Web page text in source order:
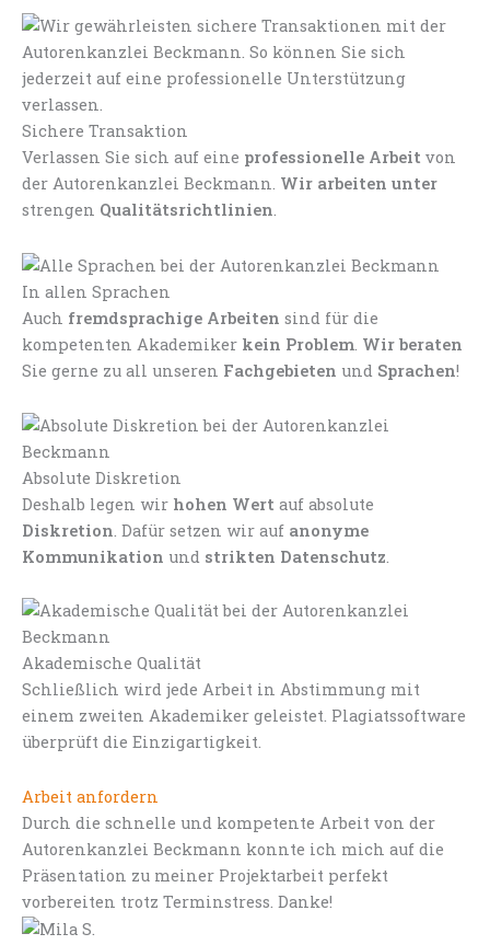
Sichere Transaktion
Verlassen Sie sich auf eine professionelle Arbeit von
der Autorenkanzlei Beckmann. Wir arbeiten unter
strengen Qualitätsrichtlinien.
In allen Sprachen
Auch fremdsprachige Arbeiten sind für die
kompetenten Akademiker kein Problem. Wir beraten
Sie gerne zu all unseren Fachgebieten und Sprachen!
Absolute Diskretion
Deshalb legen wir hohen Wert auf absolute
Diskretion . Dafür setzen wir auf anonyme
Kommunikation und strikten Datenschutz
Akademische Qualität
Schließlich wird jede Arbeit in Abstimmung mit
einem zweiten Akademiker geleistet. Plagiatssoftware
überprüft die Einzigartigkeit.
Arbeit anfordern
Durch die schnelle und kompetente Arbeit von der
Autorenkanzlei Beckmann konnte ich mich auf die
Präsentation zu meiner Projektarbeit perfekt
vorbereiten trotz Terminstress. Danke!